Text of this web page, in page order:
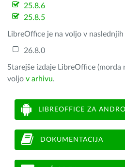
25.8.6
25.8.5
LibreOffice je na voljo v
26.8.0
Starejše izdaje LibreOffice (morda
voljo v arhivu.
LIBREOFFICE ZA
DOKUMENTACIJA